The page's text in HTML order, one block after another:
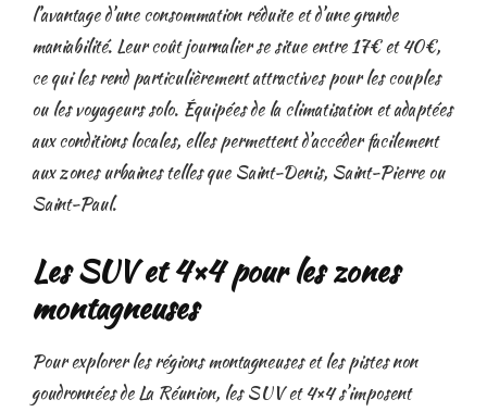
l’avantage d’une consommation réduite et d’une grande
maniabilité. Leur coût journalier se situe entre 17€ et 40€,
ce qui les rend particulièrement attractives pour les couples
ou les voyageurs solo. Équipées de la climatisation et adaptées
aux conditions locales, elles permettent d’accéder facilement
aux zones urbaines telles que Saint-Denis, Saint-Pierre ou
Saint-Paul.
Les SUV et 4×4 pour les zones
montagneuses
Pour explorer les régions montagneuses et les pistes non
goudronnées de La Réunion, les SUV et 4×4 s’imposent